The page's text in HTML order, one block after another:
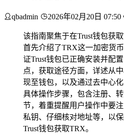
qbadmin 2026年02月20日 07:50
该指南聚焦于在Trust钱包获
首先介绍了TRX这一加密货
证Trust钱包已正确安装并配
点，获取途径方面，详述从
现至钱包，以及通过去中心
具体操作步骤，包含注册、
节，着重提醒用户操作中要
私钥、仔细核对地址等，以
Trust钱包获取TRX。